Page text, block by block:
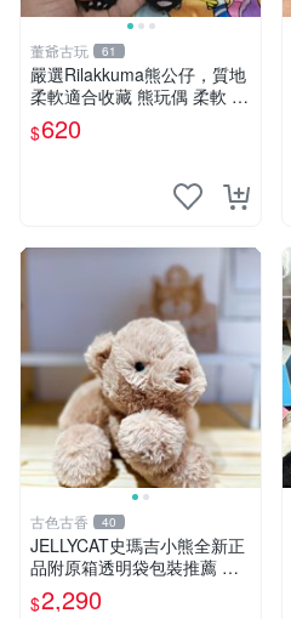
董爺古玩 61
嚴選Rilakkuma熊公仔，質地
柔軟適合收藏 熊玩偶 柔軟 公
仔 收藏
$620
古色古香 40
JELLYCAT史瑪吉小熊全新正
品附原箱透明袋包裝推薦 透
明袋 包裝盒 史瑪吉小熊
$2,290